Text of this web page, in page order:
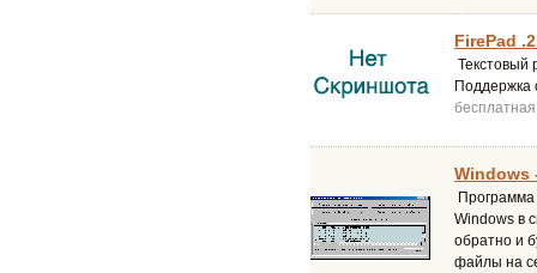
FirePad
Текстовый
Поддержка
бесплатная
Windows
Программа
Windows в
обратно и
файлы на